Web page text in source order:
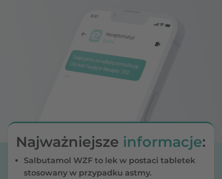
Najważniejsze informacje:
Salbutamol WZF to lek w postaci tabletek
stosowany w przypadku astmy.